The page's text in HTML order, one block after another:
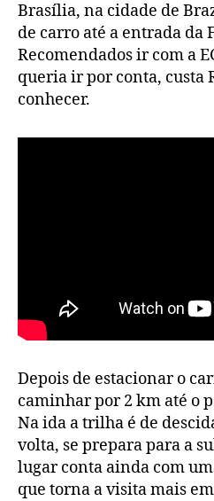
Brasília, na cidade de
de carro até a entrada da
Recomendados ir com a
queria ir por conta, custa
conhecer.
Depois de estacionar o
caminhar por 2 km até o
Na ida a trilha é de
volta, se prepara para a
lugar conta ainda com
que torna a visita mais